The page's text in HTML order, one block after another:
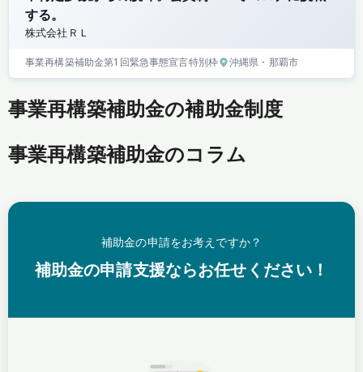
する。
株式会社ＲＬ
事業再構築補助金第1回緊急事態宣言特別枠 沖縄県 ・那覇市
事業再構築補助金の補助金制度
事業再構築補助金のコラム
補助金の申請をお考えですか？
補助金の申請支援ならお任せください！